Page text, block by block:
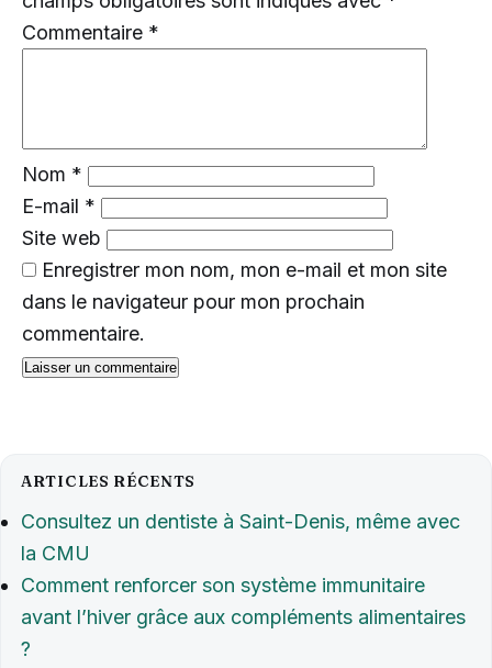
Commentaire *
Nom *
E-mail *
Site web
Enregistrer mon nom, mon e-mail et mon site
dans le navigateur pour mon prochain
commentaire.
ARTICLES RÉCENTS
Consultez un dentiste à Saint-Denis, même avec
la CMU
Comment renforcer son système immunitaire
avant l’hiver grâce aux compléments alimentaires
?